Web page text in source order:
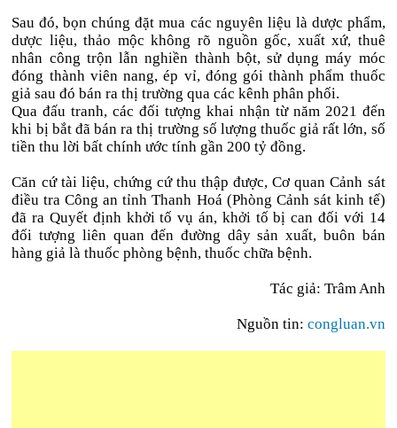
Sau đó, bọn chúng đặt mua các nguyên liệu là dược phẩm,
dược liệu, thảo mộc không rõ nguồn gốc, xuất xứ, thuê
nhân công trộn lẫn nghiền thành bột, sử dụng máy móc
đóng thành viên nang, ép vỉ, đóng gói thành phẩm thuốc
giả sau đó bán ra thị trường qua các kênh phân phối.
Qua đấu tranh, các đối tượng khai nhận từ năm 2021 đến
khi bị bắt đã bán ra thị trường số lượng thuốc giả rất lớn, số
tiền thu lời bất chính ước tính gần 200 tỷ đồng.
Căn cứ tài liệu, chứng cứ thu thập được, Cơ quan Cảnh sát
điều tra Công an tỉnh Thanh Hoá (Phòng Cảnh sát kinh tế)
đã ra Quyết định khởi tố vụ án, khởi tố bị can đối với 14
đối tượng liên quan đến đường dây sản xuất, buôn bán
hàng giả là thuốc phòng bệnh, thuốc chữa bệnh.
Tác giả: Trâm Anh
Nguồn tin: congluan.vn